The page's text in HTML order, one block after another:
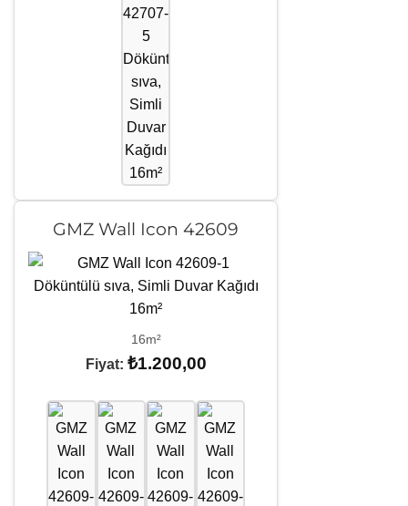
GMZ Wall Icon 42609
16m²
Fiyat: ₺1.200,00